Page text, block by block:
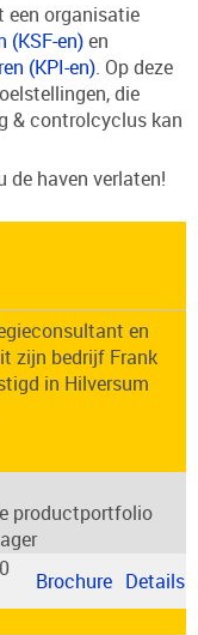
een organisatie
(KSF-en)en
(KPI-en). Op deze
die
& controlcyclus kan
de haven verlaten!
en
zijn bedrijf Frank
in Hilversum
productportfolio
Brochure Details